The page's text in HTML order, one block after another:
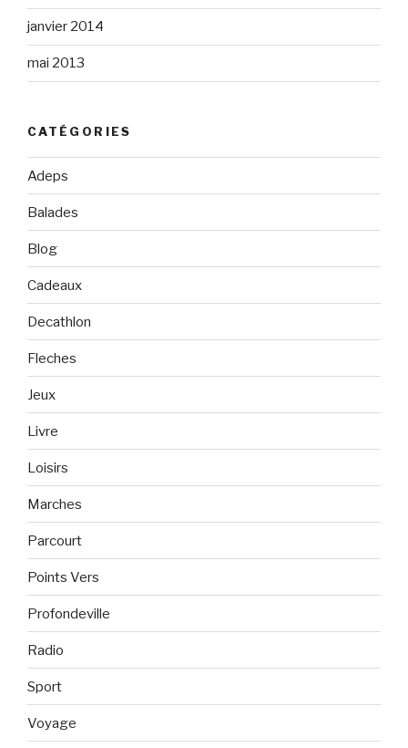
janvier 2014
mai 2013
CATÉGORIES
Adeps
Balades
Blog
Cadeaux
Decathlon
Fleches
Jeux
Livre
Loisirs
Marches
Parcourt
Points Vers
Profondeville
Radio
Sport
Voyage